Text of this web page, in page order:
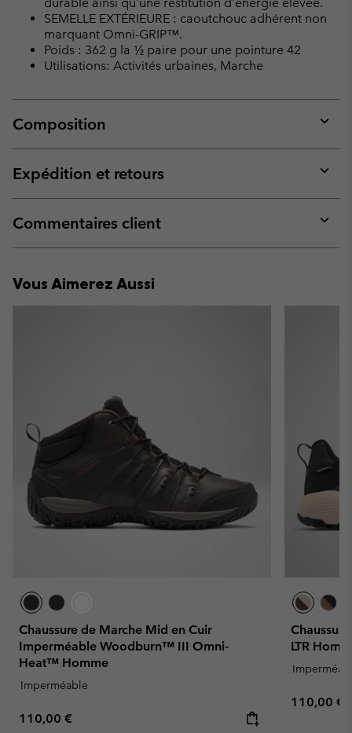
durable ainsi qu'une restitution d'énergie élevée.
SEMELLE EXTÉRIEURE : caoutchouc adhérent non
marquant Omni-GRIP™.
Poids : 362 g la ½ paire pour une pointure 42
Utilisations: Activités urbaines, Marche
Composition
or
Expédition et retours
or
Commentaires client
or
Vous Aimerez Aussi
Chaussure de Marche Mid en Cuir
Imperméable Woodburn™ III Omni-
Heat™ Homme
Imperméable
Regular price:
110,00 €
LTR
Regular
110,00 €